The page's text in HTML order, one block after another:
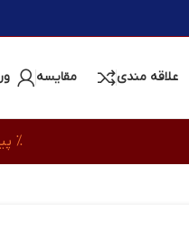
علاقه مندی مقایسه
%